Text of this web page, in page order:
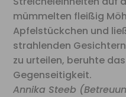
mümmelten fleißig
Apfelstückchen und
strahlenden
zu urteilen, beruhte
Gegenseitigkeit.
Annika Steeb